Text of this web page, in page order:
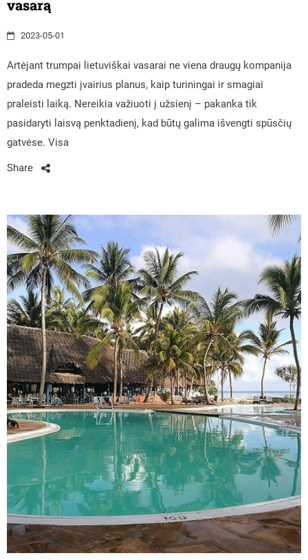
vasarą
2023-05-01
Artėjant trumpai lietuviškai vasarai ne viena draugų kompanija
pradeda megzti įvairius planus, kaip turiningai ir smagiai
praleisti laiką. Nereikia važiuoti į užsienį – pakanka tik
pasidaryti laisvą penktadienį, kad būtų galima išvengti spūsčių
gatvėse. Visa
Share